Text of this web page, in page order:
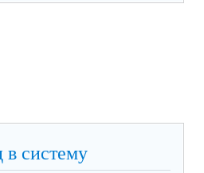
в систему